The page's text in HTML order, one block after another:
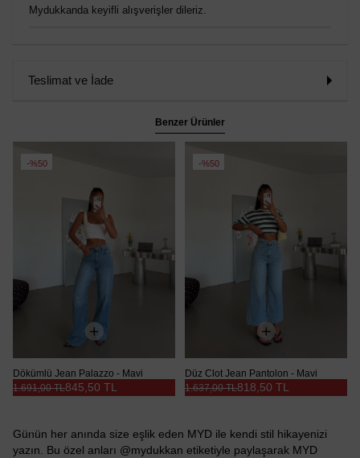
Mydukkanda keyifli alışverişler dileriz.
Teslimat ve İade
Benzer Ürünler
%50
Dökümlü Jean Palazzo - Mavi
845,50 TL
1.691,00 TL
%50
Düz Clot Jean Pantolon - Mavi
818,50 TL
1.637,00 TL
Günün her anında size eşlik eden MYD ile kendi stil hikayenizi
yazın. Bu özel anları @mydukkan etiketiyle paylaşarak MYD